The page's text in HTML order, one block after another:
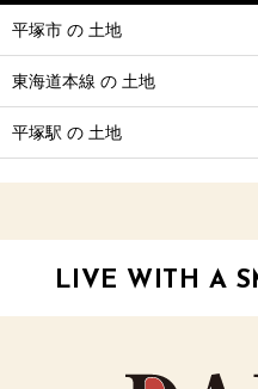
平塚市 の 土地
東海道本線 の 土地
平塚駅 の 土地
LIVE WITH A